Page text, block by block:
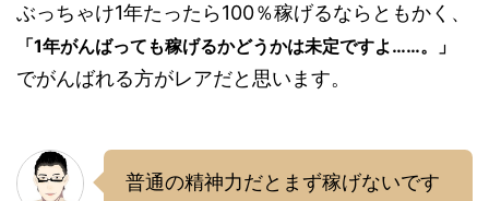
ぶっちゃけ1年たったら100％稼げるならともかく、
「1年がんばっても稼げるかどうかは未定ですよ……。」
でがんばれる方がレアだと思います。
普通の精神力だとまず稼げないです